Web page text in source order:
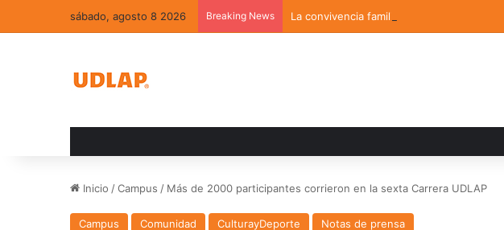
sábado, agosto 8 2026 Breaking News La convivencia familiar marca el cierre del
Inicio /Campus / Más de 2000 participantes corrieron en la sexta Carrera UDLAP
Campus Comunidad CulturayDeporte Notas de prensa